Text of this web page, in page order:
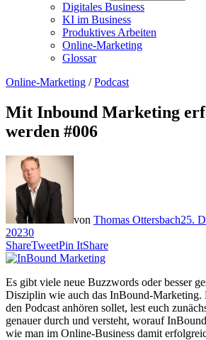
Digitales Business
KI im Business
Produktives Arbeiten
Online-Marketing
Glossar
Online-Marketing /Podcast
Mit Inbound Marketing
werden #006
von Thomas Ottersbach25.
20230
ShareTweetPin ItShare
Es gibt viele neue Buzzwords oder besser
Disziplin wie auch das InBound-Marketing.
den Podcast anhören sollet, lest euch
genauer durch und versteht, worauf
wie man im Online-Business damit